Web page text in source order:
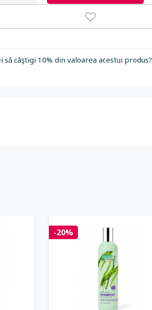
să câştigi 10% din valoarea acestui produs?
-20%